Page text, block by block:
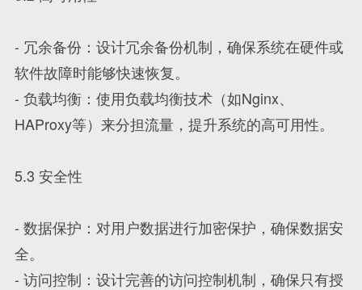
- 冗余备份：设计冗余备份机制，确保系统在硬件或
软件故障时能够快速恢复。
- 负载均衡：使用负载均衡技术（如Nginx、
HAProxy等）来分担流量，提升系统的高可用性。
5.3 安全性
- 数据保护：对用户数据进行加密保护，确保数据安
全。
- 访问控制：设计完善的访问控制机制，确保只有授